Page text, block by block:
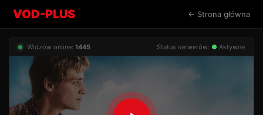
VOD-PLUS ← Strona główna
Widzów online: 1445 Status serwerów: ● Aktywne